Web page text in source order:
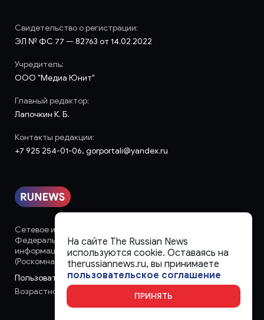
Сетевое издание «runews» (18+) зарегистрировано в
Федеральной службе по надзору в сфере связи,
информационных технологий и массовых коммуникаций
(Роскомнадзор)
Пользовательское соглашение
Возрастное ограничение:
Свидетельство о регистрации:
ЭЛ № ФС 77 — 82763 от 14.02.2022
Учредитель:
ООО "Медиа Юнит"
Главный редактор:
Лапочкин К. Б.
Контакты редакции:
+7 925 254-01-06, gorportali@yandex.ru
На сайте The Russian News
используются cookie. Оставаясь на
therussiannews.ru, вы принимаете
пользовательское соглашение
ПРИНЯТЬ